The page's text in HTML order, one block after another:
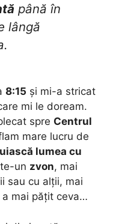
până în
lângă
8:15 și mi-a stricat
mi le doream.
spre Centrul
mare lucru de
lumea cu
un zvon, mai
sau cu alții, mai
a mai pățit ceva…